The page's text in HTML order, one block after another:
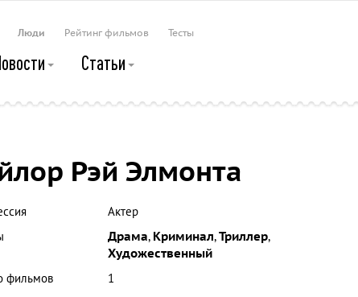
Люди Рейтинг фильмов Тесты
Статьи
Рэй Элмонта
Актер
Драма, Криминал,Триллер,
Художественный
фильмов
1